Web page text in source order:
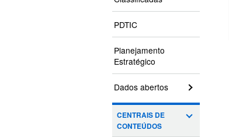
PDTIC
Planejamento
Estratégico
Dados abertos
CENTRAIS DE
CONTEÚDOS